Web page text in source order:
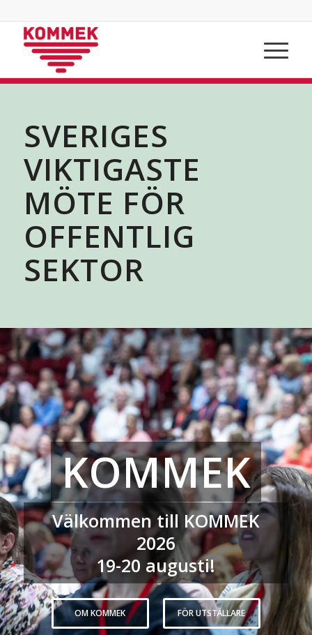
till
innehåll
till
navigering
SVERIGES
VIKTIGASTE
MÖTE FÖR
OFFENTLIG
SEKTOR
KOMMEK
Välkommen till KOMMEK
2026
19-20 augusti!
OM KOMMEK FÖR UTSTÄLLARE